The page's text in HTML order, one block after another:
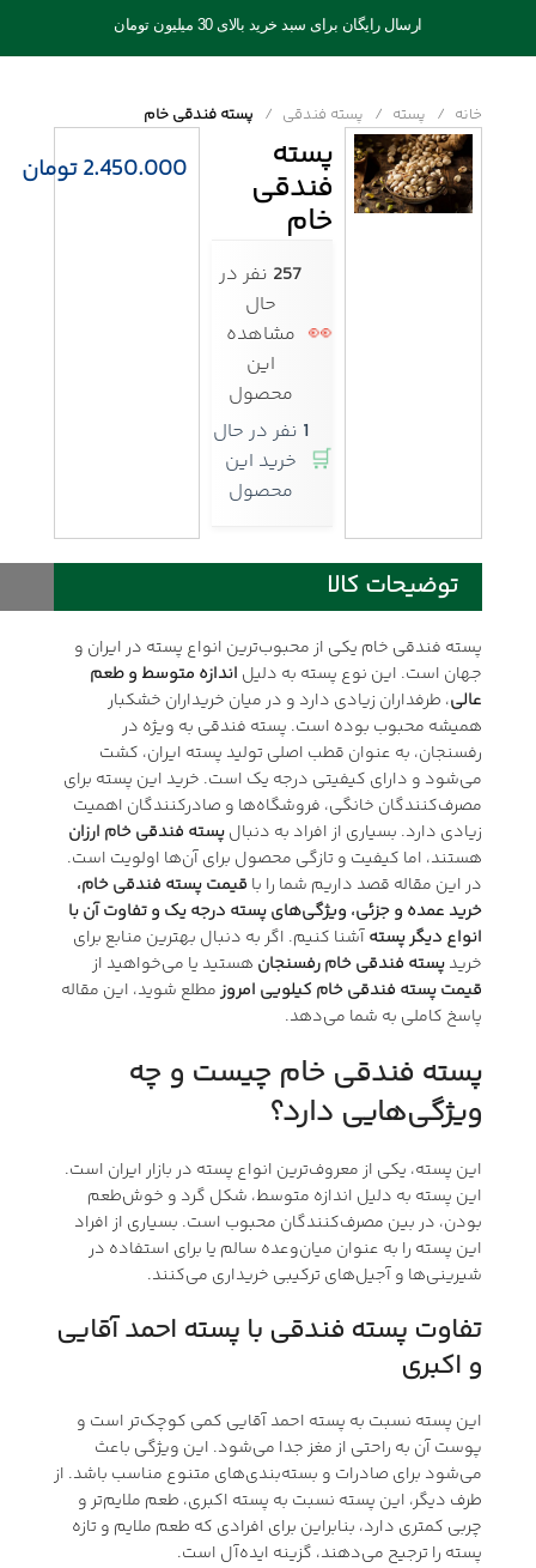
ارسال رایگان برای سبد خرید بالای 30 میلیون تومان
خانه پسته پسته فندقی پسته فندقی خام
پسته
فندقی
خام
👀
257 نفر در
حال
مشاهده
این
محصول
🛒
1 نفر در حال
خرید این
محصول
2.450.000تومان
توضیحات کالا
پسته فندقی خام یکی از محبوب‌ترین انواع پسته در ایران و
جهان است. این نوع پسته به دلیل اندازه متوسط و طعم
عالی، طرفداران زیادی دارد و در میان خریداران خشکبار
همیشه محبوب بوده است. پسته فندقی به ویژه در
رفسنجان، به عنوان قطب اصلی تولید پسته ایران، کشت
می‌شود و دارای کیفیتی درجه یک است. خرید این پسته برای
مصرف‌کنندگان خانگی، فروشگاه‌ها و صادرکنندگان اهمیت
زیادی دارد. بسیاری از افراد به دنبالپسته فندقی خام ارزان
هستند، اما کیفیت و تازگی محصول برای آن‌ها اولویت است.
در این مقاله قصد داریم شما را با قیمت پسته فندقی خام،
خرید عمده و جزئی، ویژگی‌های پسته درجه یک و تفاوت آن با
انواع دیگر پستهآشنا کنیم. اگر به دنبال بهترین منابع برای
خریدپسته فندقی خام رفسنجان هستید یا می‌خواهید از
قیمت پسته فندقی خام کیلویی امروزمطلع شوید، این مقاله
پاسخ کاملی به شما می‌دهد.
پسته فندقی خام چیست و چه
ویژگی‌هایی دارد؟
این پسته، یکی از معروف‌ترین انواع پسته در بازار ایران است.
این پسته به دلیل اندازه متوسط، شکل گرد و خوش‌طعم
بودن، در بین مصرف‌کنندگان محبوب است. بسیاری از افراد
این پسته را به عنوان میان‌وعده سالم یا برای استفاده در
شیرینی‌ها و آجیل‌های ترکیبی خریداری می‌کنند.
تفاوت پسته فندقی با پسته احمد آقایی
و اکبری
این پسته نسبت به پسته احمد آقایی کمی کوچک‌تر است و
پوست آن به راحتی از مغز جدا می‌شود. این ویژگی باعث
می‌شود برای صادرات و بسته‌بندی‌های متنوع مناسب باشد. از
طرف دیگر، این پسته نسبت به پسته اکبری، طعم ملایم‌تر و
چربی کمتری دارد، بنابراین برای افرادی که طعم ملایم و تازه
پسته را ترجیح می‌دهند، گزینه ایده‌آل است.